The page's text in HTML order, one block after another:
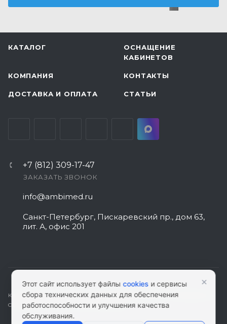
КАТАЛОГ
ОСНАЩЕНИЕ
КАБИНЕТОВ
КОМПАНИЯ КОНТАКТЫ
ДОСТАВКА И ОПЛАТА СТАТЬИ
+7 (812) 309-17-47
ЗАКАЗАТЬ ЗВОНОК
info@ambimed.ru
Санкт-Петербург, Пискаревский пр., дом 63,
лит. А, офис 201
КАРТА САЙТА|ПОЛИТИКА КОНФИДЕНЦИАЛЬНОСТИ|СОГЛАСИЕ НА
ОБРАБОТКУ ПЕРСОНАЛЬНЫХ ДАННЫХ
Этот сайт использует файлыcookies и сервисы
сбора технических данных для обеспечения
работоспособности и улучшения качества
обслуживания.
×